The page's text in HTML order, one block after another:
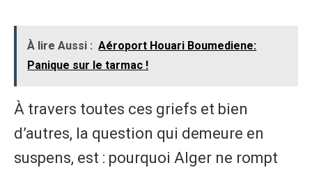
À lire Aussi : Aéroport Houari Boumediene:
Panique sur le tarmac !
À travers toutes ces griefs et bien
d’autres, la question qui demeure en
suspens, est : pourquoi Alger ne rompt